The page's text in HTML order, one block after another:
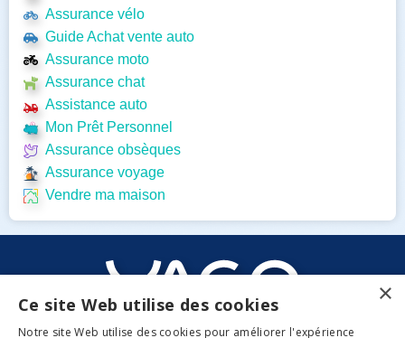
Assurance vélo
Guide Achat vente auto
Assurance moto
Assurance chat
Assistance auto
Mon Prêt Personnel
Assurance obsèques
Assurance voyage
Vendre ma maison
×
Ce site Web utilise des cookies
Notre site Web utilise des cookies pour améliorer l'expérience